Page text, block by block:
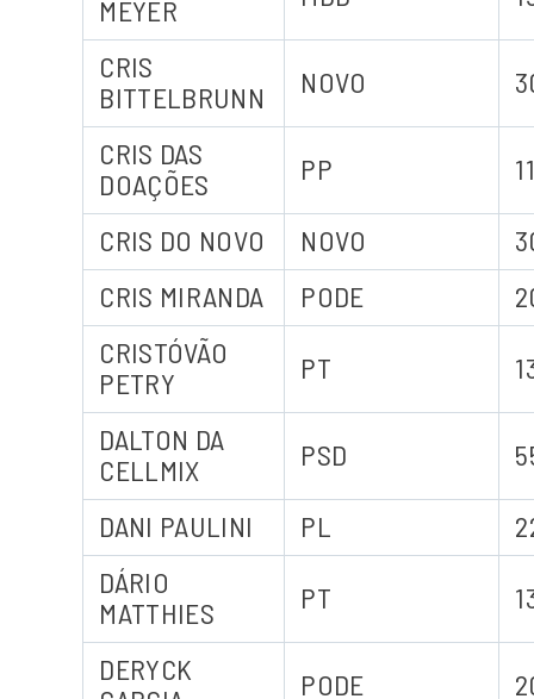
MEYER
CRIS
BITTELBRUNN
NOVO
CRIS DAS
DOAÇÕES
PP
CRIS DO NOVO NOVO
CRIS MIRANDA
PODE
CRISTÓVÃO
PETRY
PT
DALTON DA
CELLMIX
PSD
DANI PAULINI PL
DÁRIO
MATTHIES
PT
DERYCK
PODE